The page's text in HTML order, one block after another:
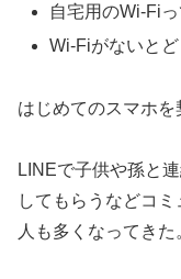
自宅用のWi-Fiっ
Wi-Fiがないとど
はじめてのスマホを
LINEで子供や孫と
してもらうなどコ
人も多くなってきた